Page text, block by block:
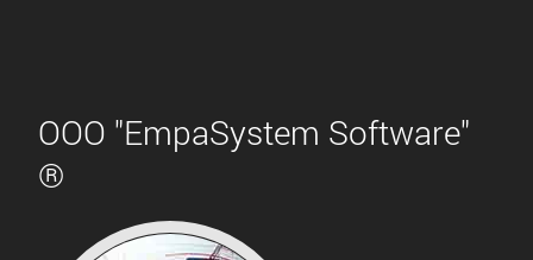
ООО "EmpaSystem Software"
®